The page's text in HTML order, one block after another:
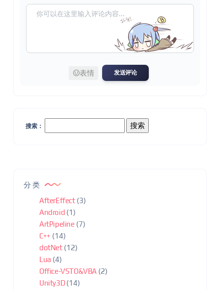
表情 发送评论
搜索：
分类
AfterEffect(3)
Android (1)
ArtPipeline (7)
C++ (14)
dotNet(12)
Lua (4)
Office-VSTO&VBA (2)
Unity3D(14)